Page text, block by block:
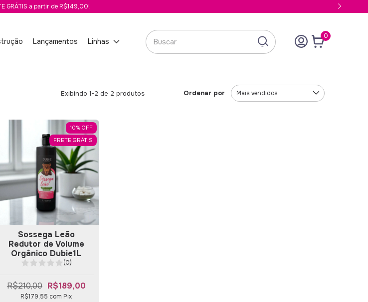
GRÁTIS a partir de R$149,00!
Lançamentos Linhas
0
Exibindo 1-2 de 2 produtos Ordenar por
10% OFF
FRETE GRÁTIS
Sossega Leão
Redutor de Volume
Orgânico Dubie1L
(0)
R$210,00 R$189,00
R$179,55 com Pix